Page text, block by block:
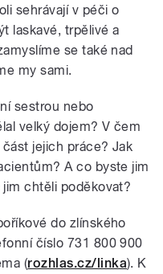
sehrávají v péči o
laskavé, trpělivé a
se také nad
my sami.
sestrou nebo
velký dojem? V čem
jejich práce? Jak
A co byste jim
chtěli poděkovat?
do zlínského
číslo 731 800 900
(rozhlas.cz/linka). K